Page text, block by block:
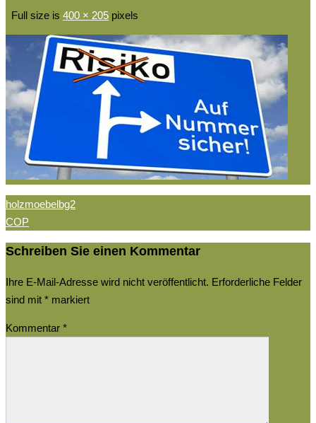
Full size is 400 × 205 pixels
holzmoebelbg2
COP
Schreiben Sie einen Kommentar
Ihre E-Mail-Adresse wird nicht veröffentlicht. Erforderliche Felder
sind mit * markiert
Kommentar *